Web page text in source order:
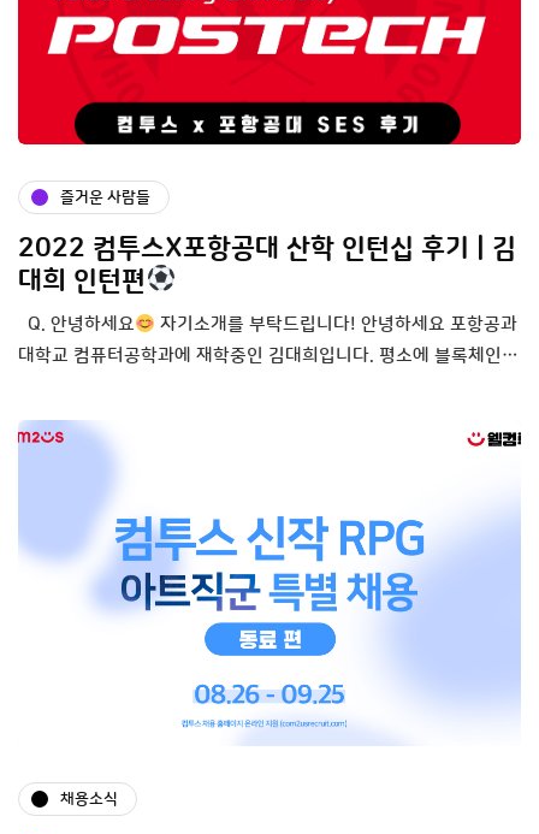
즐거운 사람들
2022 컴투스X포항공대 산학 인턴십 후기 | 김
대희 인턴편
Q. 안녕하세요
자기소개를 부탁드립니다! 안녕하세요 포항공과
대학교 컴퓨터공학과에 재학중인 김대희입니다. 평소에 블록체인…
채용소식